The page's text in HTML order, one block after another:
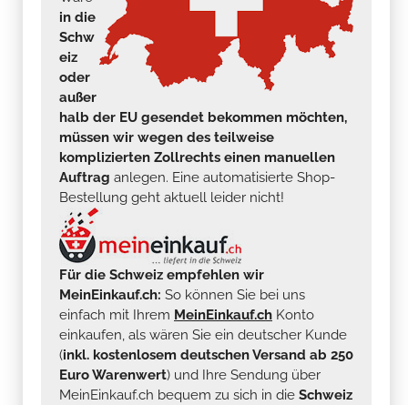
in die
Schw
eiz
oder
außer
halb der EU gesendet bekommen möchten,
müssen wir wegen des teilweise
komplizierten Zollrechts einen manuellen
Auftrag anlegen. Eine automatisierte Shop-
Bestellung geht aktuell leider nicht!
Für die Schweiz empfehlen wir
MeinEinkauf.ch: So können Sie bei uns
einfach mit Ihrem MeinEinkauf.ch Konto
einkaufen, als wären Sie ein deutscher Kunde
(inkl. kostenlosem deutschen Versand ab 250
Euro Warenwert) und Ihre Sendung über
MeinEinkauf.ch bequem zu sich in die Schweiz